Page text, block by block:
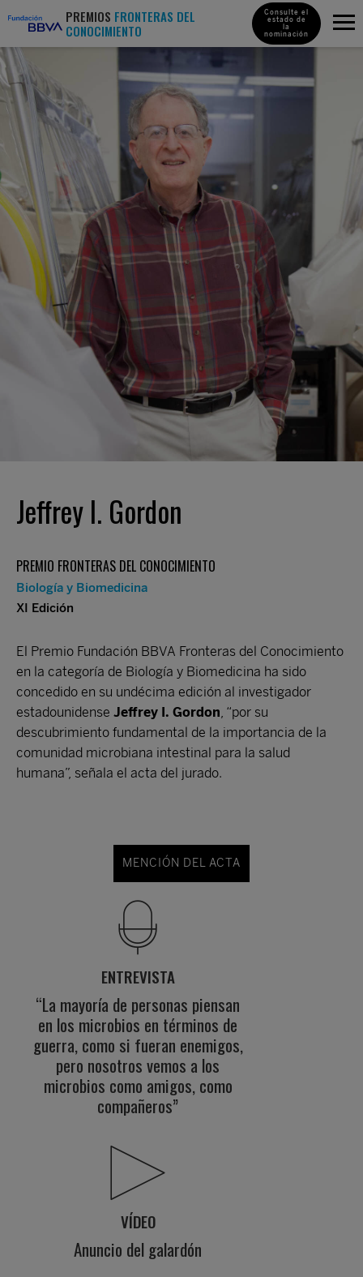
PREMIOS FRONTERAS DEL
CONOCIMIENTO
Consulte el
estado de
la
nominación
Jeffrey I. Gordon
PREMIO FRONTERAS DEL CONOCIMIENTO
Biología y Biomedicina
XI Edición
El Premio Fundación BBVA Fronteras del Conocimiento
en la categoría de Biología y Biomedicina ha sido
concedido en su undécima edición al investigador
estadounidense Jeffrey I. Gordon , “por su
descubrimiento fundamental de la importancia de la
comunidad microbiana intestinal para la salud
humana”, señala el acta del jurado.
MENCIÓN DEL ACTA
ENTREVISTA
“La mayoría de personas piensan
en los microbios en términos de
guerra, como si fueran enemigos,
pero nosotros vemos a los
microbios como amigos, como
compañeros”
VÍDEO
Anuncio del galardón